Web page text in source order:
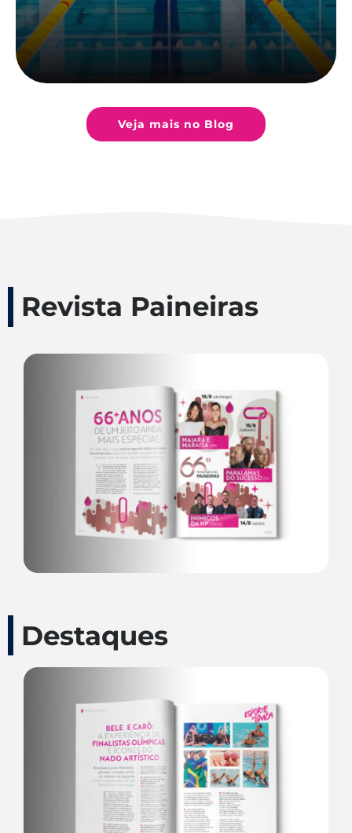
Veja mais no Blog
Revista Paineiras
Destaques